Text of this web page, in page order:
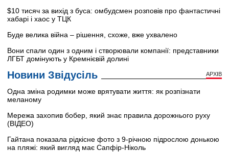
$10 тисяч за вихід з буса: омбудсмен розповів про фантастичні
хабарі і хаос у ТЦК
Буде велика війна – рішення, схоже, вже ухвалено
Вони спали один з одним і створювали компанії: представники
ЛГБТ домінують у Кремнієвій долині
Новини Звідусіль АРХІВ
Одна зміна родимки може врятувати життя: як розпізнати
меланому
Мережа захопив бобер, який знає правила дорожнього руху
(ВІДЕО)
Гайтана показала рідкісне фото з 9-річною підрослою донькою
на пляжі: який вигляд має Сапфір-Ніколь